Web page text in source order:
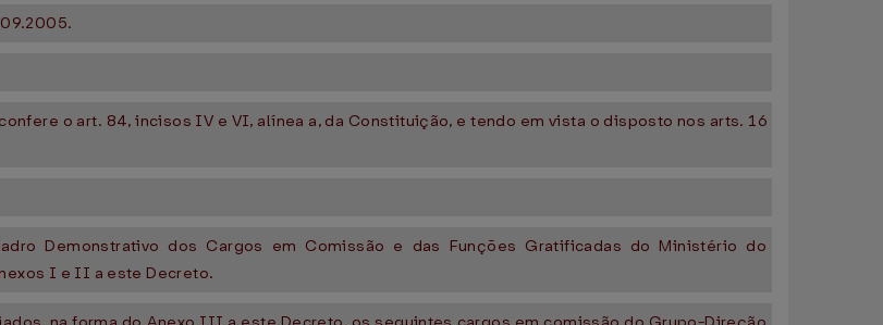
o art. 84, incisos IV e VI, alínea a, da Constituição, e tendo em vista o disposto nos arts. 16
Demonstrativo dos Cargos em Comissão e das Funções Gratificadas do Ministério do
I e II a este Decreto.